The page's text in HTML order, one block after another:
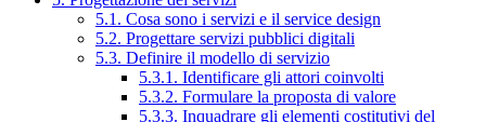
5.1. Cosa sono i servizi e il service design
5.2. Progettare servizi pubblici digitali
5.3. Definire il modello di servizio
5.3.1. Identificare gli attori coinvolti
5.3.2. Formulare la proposta di valore
5.3.3. Inquadrare gli elementi costitutivi del